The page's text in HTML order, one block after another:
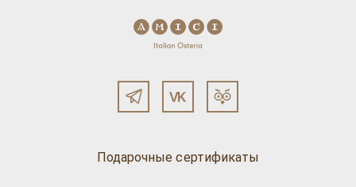
Подарочные сертификаты